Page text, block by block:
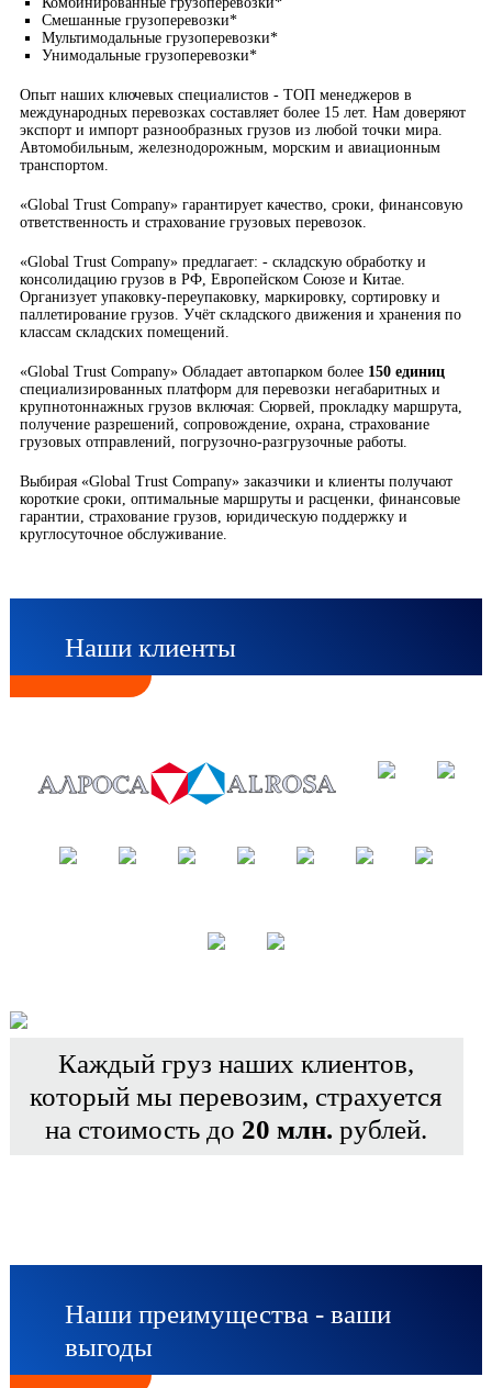
Смешанные грузоперевозки*
Мультимодальные грузоперевозки*
Унимодальные грузоперевозки*
Опыт наших ключевых специалистов - ТОП менеджеров в
международных перевозках составляет более 15 лет. Нам доверяют
экспорт и импорт разнообразных грузов из любой точки мира.
Автомобильным, железнодорожным, морским и авиационным
транспортом.
«Global Trust Company» гарантирует качество, сроки, финансовую
ответственность и страхование грузовых перевозок.
«Global Trust Company» предлагает: - складскую обработку и
консолидацию грузов в РФ, Европейском Союзе и Китае.
Организует упаковку-переупаковку, маркировку, сортировку и
паллетирование грузов. Учёт складского движения и хранения по
классам складских помещений.
«Global Trust Company» Обладает автопарком более 150 единиц
специализированных платформ для перевозки негабаритных и
крупнотоннажных грузов включая: Сюрвей, прокладку маршрута,
получение разрешений, сопровождение, охрана, страхование
грузовых отправлений, погрузочно-разгрузочные работы.
Выбирая «Global Trust Company» заказчики и клиенты получают
короткие сроки, оптимальные маршруты и расценки, финансовые
гарантии, страхование грузов, юридическую поддержку и
круглосуточное обслуживание.
Наши клиенты
Каждый груз наших клиентов,
который мы перевозим, страхуется
на стоимость до 20 млн. рублей.
Наши преимущества - ваши
выгоды